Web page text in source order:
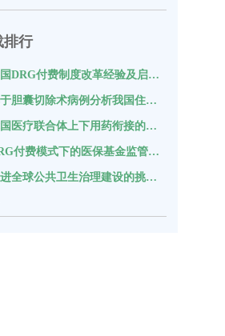
排行
[1]美国DRG付费制度改革经验及启示(17443)
[2]基于胆囊切除术病例分析我国住院结构变化(11148)
[3]我国医疗联合体上下用药衔接的困境分析及对策建议*(5514)
[4]DRG付费模式下的医保基金监管指标体系构建(5311)
[5]推进全球公共卫生治理建设的挑战与思考(5240)